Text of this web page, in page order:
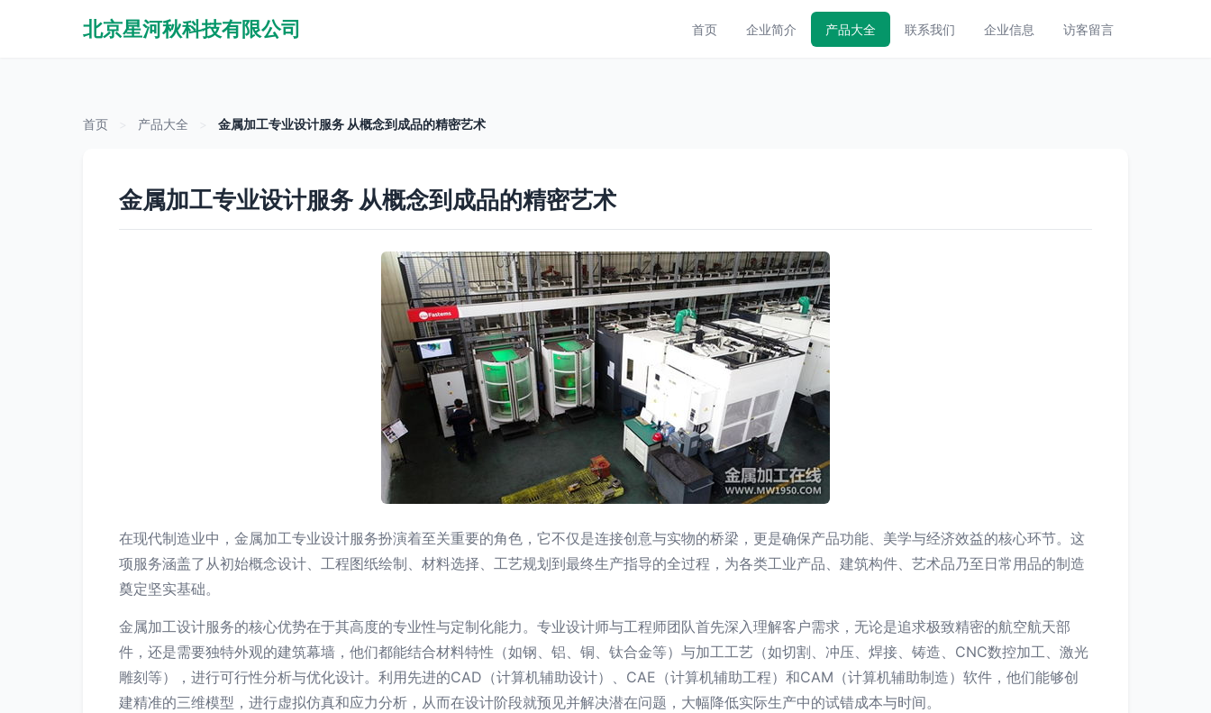
北京星河秋科技有限公司 首页 企业简介 产品大全 联系我们 企业信息 访客留言
首页 产品大全 金属加工专业设计服务 从概念到成品的精密艺术
金属加工专业设计服务 从概念到成品的精密艺术
在现代制造业中，金属加工专业设计服务扮演着至关重要的角色，它不仅是连接创意与实物的桥梁，更是确保产品功能、美学与经济效益的核心环节。这
项服务涵盖了从初始概念设计、工程图纸绘制、材料选择、工艺规划到最终生产指导的全过程，为各类工业产品、建筑构件、艺术品乃至日常用品的制造
奠定坚实基础。
金属加工设计服务的核心优势在于其高度的专业性与定制化能力。专业设计师与工程师团队首先深入理解客户需求，无论是追求极致精密的航空航天部
件，还是需要独特外观的建筑幕墙，他们都能结合材料特性（如钢、铝、铜、钛合金等）与加工工艺（如切割、冲压、焊接、铸造、CNC数控加工、激光
雕刻等），进行可行性分析与优化设计。利用先进的CAD（计算机辅助设计）、CAE（计算机辅助工程）和CAM（计算机辅助制造）软件，他们能够创
建精准的三维模型，进行虚拟仿真和应力分析，从而在设计阶段就预见并解决潜在问题，大幅降低实际生产中的试错成本与时间。